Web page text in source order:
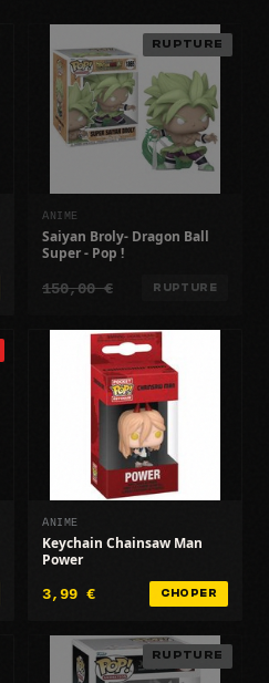
RUPTURE
ANIME
Saiyan Broly- Dragon Ball
Super - Pop !
150,00 € RUPTURE
ANIME
Keychain Chainsaw Man
Power
3,99 € CHOPER
RUPTURE